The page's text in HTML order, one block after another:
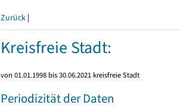
Zurück |
Kreisfreie Stadt:
von 01.01.1998 bis 30.06.2021 kreisfreie Stadt
Periodizität der Daten